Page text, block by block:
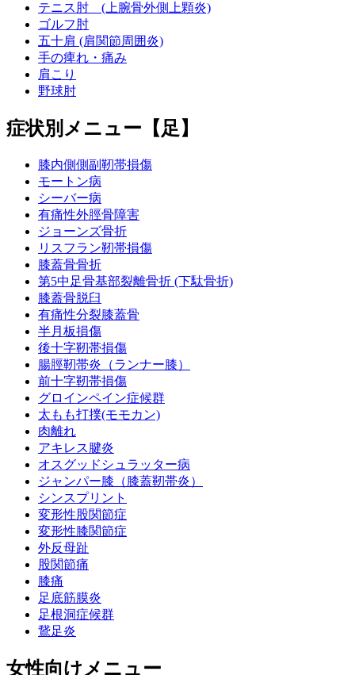
テニス肘 (上腕骨外側上顆炎)
ゴルフ肘
五十肩 (肩関節周囲炎)
手の痺れ・痛み
肩こり
野球肘
症状別メニュー【足】
膝内側側副靭帯損傷
モートン病
シーバー病
有痛性外脛骨障害
ジョーンズ骨折
リスフラン靭帯損傷
膝蓋骨骨折
第5中足骨基部裂離骨折 (下駄骨折)
膝蓋骨脱臼
有痛性分裂膝蓋骨
半月板損傷
後十字靭帯損傷
腸脛靭帯炎（ランナー膝）
前十字靭帯損傷
グロインペイン症候群
太もも打撲(モモカン)
肉離れ
アキレス腱炎
オスグッドシュラッター病
ジャンパー膝（膝蓋靭帯炎）
シンスプリント
変形性股関節症
変形性膝関節症
外反母趾
股関節痛
膝痛
足底筋膜炎
足根洞症候群
鵞足炎
女性向けメニュー